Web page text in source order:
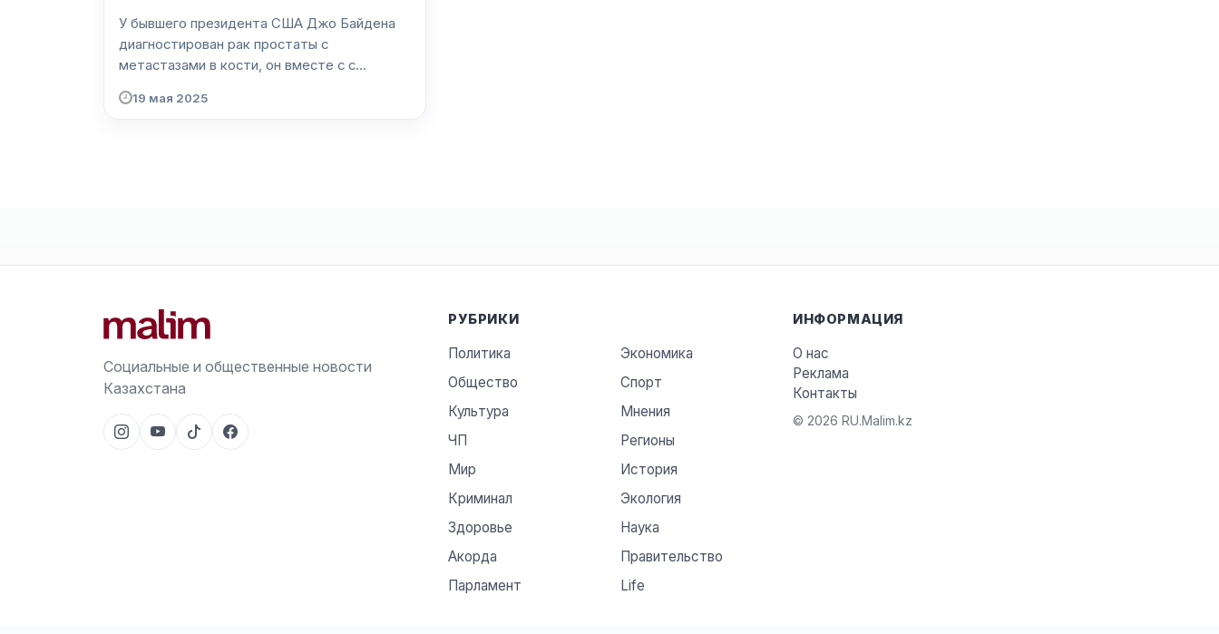
У бывшего президента США Джо Байдена
диагностирован рак простаты с
метастазами в кости, он вместе с с...
19 мая 2025
Социальные и общественные новости
Казахстана
РУБРИКИ
Политика
Экономика
Общество
Спорт
Культура
Мнения
ЧП
Регионы
Мир
История
Криминал
Экология
Здоровье
Наука
Акорда
Правительство
Парламент
Life
ИНФОРМАЦИЯ
О нас
Реклама
Контакты
© 2026 RU.Malim.kz